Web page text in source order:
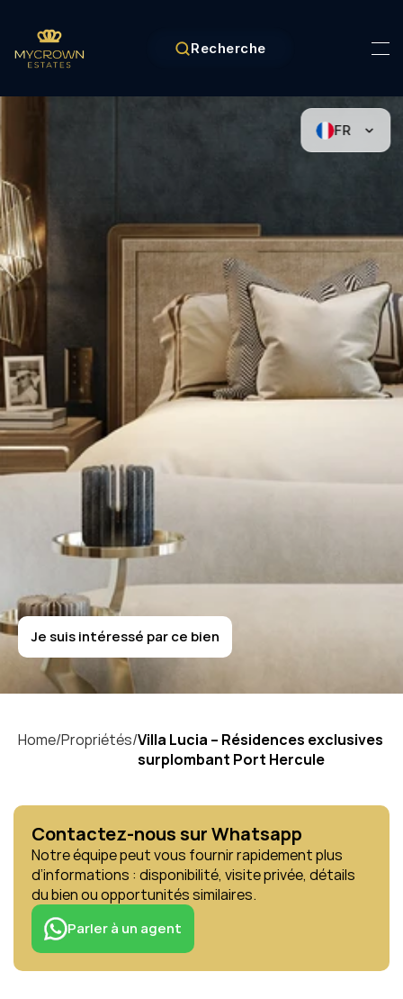
Recherche
het ti
VillaLucia–
exclusivessurplombant
PortHercule
Je suis intéressé par ce bien
Home/Propriétés/Villa Lucia – Résidences exclusives
surplombant Port Hercule
Contactez-nous sur Whatsapp
Notre équipe peut vous fournir rapidement plus
d’informations : disponibilité, visite privée, détails
du bien ou opportunités similaires.
Parler à un agent
FR